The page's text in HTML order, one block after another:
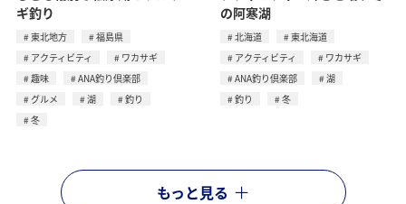
ギ釣り
東北地方
福島県
アクティビティ
ワカサギ
趣味
ANA釣り倶楽部
グルメ
湖
釣り
冬
の阿寒湖
北海道
東北海道
アクティビティ
ワカサギ
ANA釣り倶楽部
湖
釣り
冬
もっと見る